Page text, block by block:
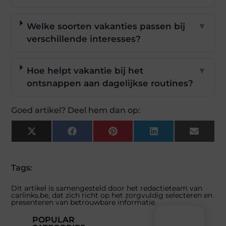
Welke soorten vakanties passen bij
verschillende interesses?
▼
Hoe helpt vakantie bij het
ontsnappen aan dagelijkse routines?
▼
Goed artikel? Deel hem dan op:
X
(Twitter)
FacebookPinterestLinkedInEmail
Tags:
Dit artikel is samengesteld door het redactieteam van
carlinks.be, dat zich richt op het zorgvuldig selecteren en
presenteren van betrouwbare informatie.
POPULAR